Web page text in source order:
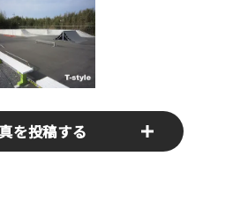
を投稿する
ひお送りください！あなたの写真